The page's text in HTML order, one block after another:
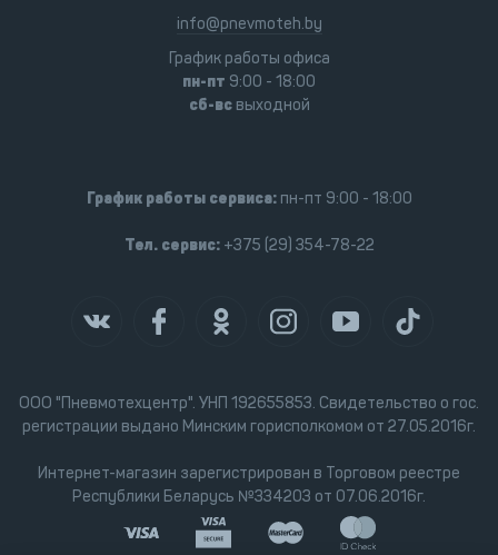
ООО "Пневмотехцентр". УНП 192655853. Свидетельство о гос.
регистрации выдано Минским горисполкомом от 27.05.2016г.
Интернет-магазин зарегистрирован в Торговом реестре
Республики Беларусь №334203 от 07.06.2016г.
info@pnevmoteh.by
График работы офиса
пн-пт 9:00 - 18:00
сб-всвыходной
График работы сервиса:пн-пт 9:00 - 18:00
Тел. сервис:+375 (29) 354-78-22